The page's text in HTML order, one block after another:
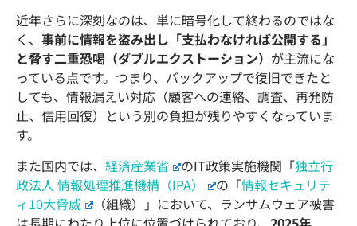
近年さらに深刻なのは、単に暗号化して終わるのではな
く、 事前に情報を盗み出し「支払わなければ公開する」
と脅す二重恐喝（ダブルエクストーション） が主流にな
っている点です。つまり、バックアップで復旧できたと
しても、情報漏えい対応（顧客への連絡、調査、再発防
止、信用回復）という別の負担が残りやすくなっていま
す。
また国内では、 経済産業省 のIT政策実施機関「独立行
政法人 情報処理推進機構（IPA）
の「情報セキュリテ
ィ10大脅威
（組織）」において、ランサムウェア被害